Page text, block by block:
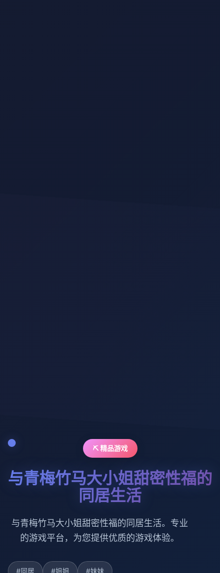
⛏️ 精品游戏
与青梅竹马大小姐甜密性福的
同居生活
与青梅竹马大小姐甜密性福的同居生活。专业
的游戏平台，为您提供优质的游戏体验。
#同居 #姐姐 #妹妹